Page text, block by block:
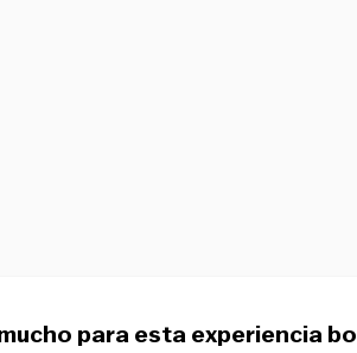
para esta experiencia